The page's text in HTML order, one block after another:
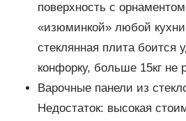
поверхность с
«изюминкой» любой
стеклянная плита боится
конфорку, больше 15кг не
Варочные панели из
Недостаток: высокая